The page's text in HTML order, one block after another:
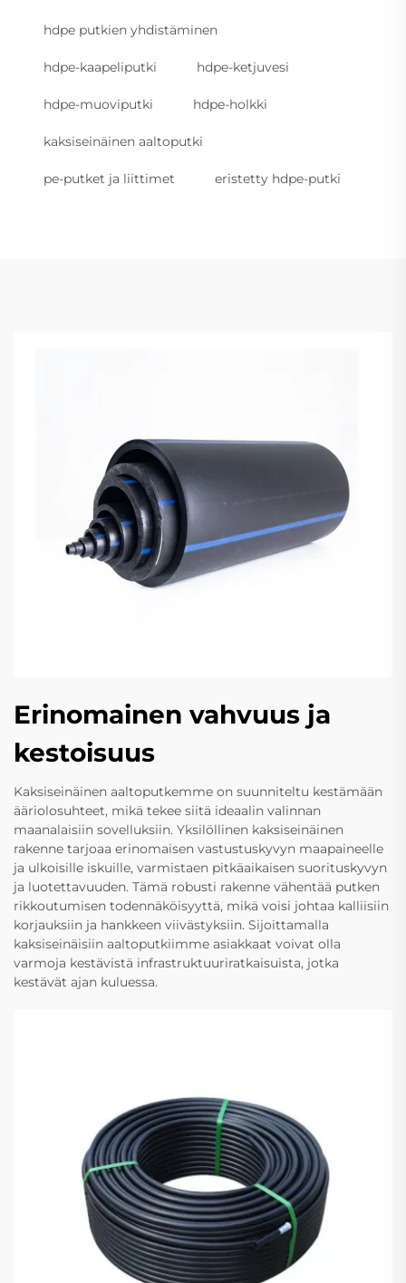
hdpe putkien yhdistäminen
hdpe-kaapeliputki hdpe-ketjuvesi
hdpe-muoviputki hdpe-holkki
kaksiseinäinen aaltoputki
pe-putket ja liittimet eristetty hdpe-putki
Erinomainen vahvuus ja
kestoisuus
Kaksiseinäinen aaltoputkemme on suunniteltu kestämään
ääriolosuhteet, mikä tekee siitä ideaalin valinnan
maanalaisiin sovelluksiin. Yksilöllinen kaksiseinäinen
rakenne tarjoaa erinomaisen vastustuskyvyn maapaineelle
ja ulkoisille iskuille, varmistaen pitkäaikaisen suorituskyvyn
ja luotettavuuden. Tämä robusti rakenne vähentää putken
rikkoutumisen todennäköisyyttä, mikä voisi johtaa kalliisiin
korjauksiin ja hankkeen viivästyksiin. Sijoittamalla
kaksiseinäisiin aaltoputkiimme asiakkaat voivat olla
varmoja kestävistä infrastruktuuriratkaisuista, jotka
kestävät ajan kuluessa.